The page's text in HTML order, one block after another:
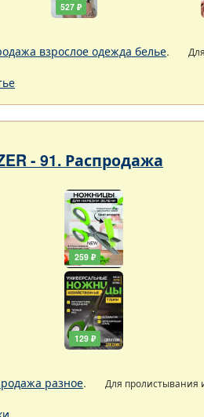
527 ₽
взрослое одежда белье.
- 91. Распродажа
259 ₽
129 ₽
разное. Для пролистывания